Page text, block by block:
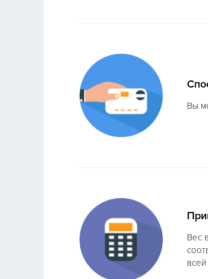
Вы
Вес